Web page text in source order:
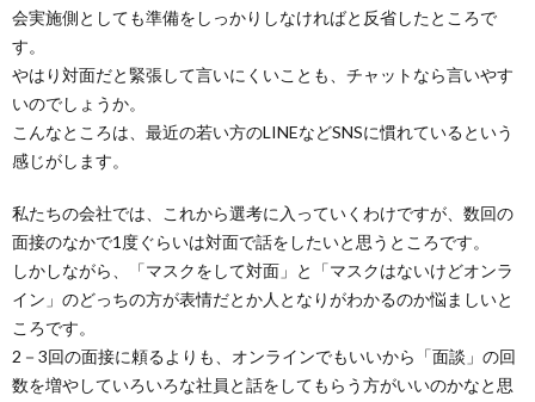
会実施側としても準備をしっかりしなければと反省したところで
す。
やはり対面だと緊張して言いにくいことも、チャットなら言いやす
いのでしょうか。
こんなところは、最近の若い方のLINEなどSNSに慣れているという
感じがします。
私たちの会社では、これから選考に入っていくわけですが、数回の
面接のなかで1度ぐらいは対面で話をしたいと思うところです。
しかしながら、「マスクをして対面」と「マスクはないけどオンラ
イン」のどっちの方が表情だとか人となりがわかるのか悩ましいと
ころです。
2－3回の面接に頼るよりも、オンラインでもいいから「面談」の回
数を増やしていろいろな社員と話をしてもらう方がいいのかなと思